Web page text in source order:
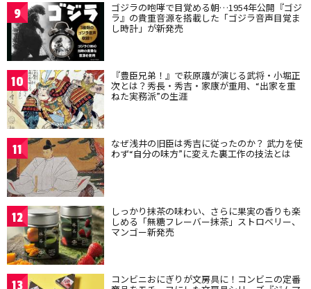
9 ゴジラの咆哮で目覚める朝…1954年公開『ゴジ
ラ』の貴重音源を搭載した「ゴジラ音声目覚ま
し時計」が新発売
10 『豊臣兄弟！』で萩原護が演じる武将・小堀正
次とは？秀長・秀吉・家康が重用、“出家を重
ねた実務派”の生涯
11 なぜ浅井の旧臣は秀吉に従ったのか？ 武力を使
わず“自分の味方”に変えた裏工作の技法とは
12 しっかり抹茶の味わい、さらに果実の香りも楽
しめる「無糖フレーバー抹茶」ストロベリー、
マンゴー新発売
13 コンビニおにぎりが文房具に！コンビニの定番